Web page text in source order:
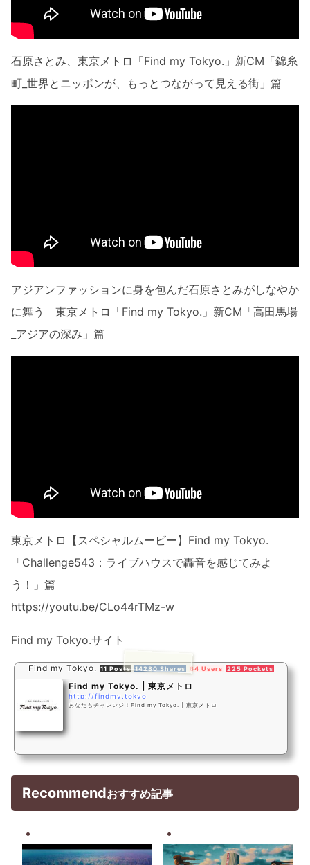
石原さとみ、東京メトロ「Find my Tokyo.」新CM「錦糸
町_世界とニッポンが、もっとつながって見える街」篇
アジアンファッションに身を包んだ石原さとみがしなやか
に舞う 東京メトロ「Find my Tokyo.」新CM「高田馬場
_アジアの深み」篇
東京メトロ【スペシャルムービー】Find my Tokyo.
「Challenge543：ライブハウスで轟音を感じてみよ
う！」篇
https://youtu.be/CLo44rTMz-w
Find my Tokyo.サイト
Find my Tokyo. 11 Posts 14280 Shares 64 Users 225 Pockets
Find my Tokyo. | 東京メトロ
http://findmy.tokyo
あなたもチャレンジ！Find my Tokyo. | 東京メトロ
Recommendおすすめ記事